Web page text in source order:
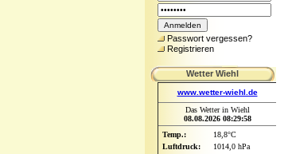
Passwort vergessen?
Registrieren
Wetter Wiehl